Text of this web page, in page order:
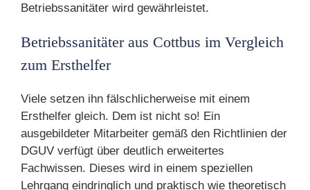
Betriebssanitäter wird gewährleistet.
Betriebssanitäter aus Cottbus im Vergleich
zum Ersthelfer
Viele setzen ihn fälschlicherweise mit einem
Ersthelfer gleich. Dem ist nicht so! Ein
ausgebildeter Mitarbeiter gemäß den Richtlinien der
DGUV verfügt über deutlich erweitertes
Fachwissen. Dieses wird in einem speziellen
Lehrgang eindringlich und praktisch wie theoretisch